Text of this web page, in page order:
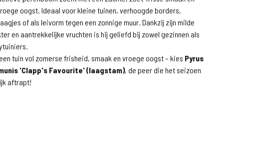
oogst. Ideaal voor kleine tuinen, verhoogde borders,
of als leivorm tegen een zonnige muur. Dankzij zijn milde
en aantrekkelijke vruchten is hij geliefd bij zowel gezinnen als
tuin vol zomerse frisheid, smaak en vroege oogst – kies Pyrus
'Clapp's Favourite' (laagstam), de peer die het seizoen
aftrapt!